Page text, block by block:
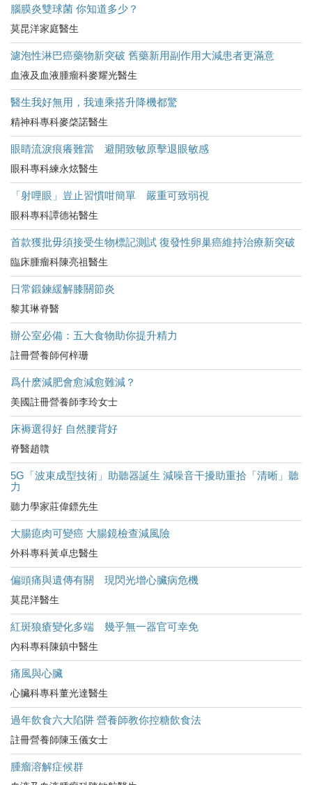
腦膜炎雙球菌 你知道多少？
莫昆洋家庭醫生
濾泡性淋巴癌藥物新突破 舊藥新用副作用大減患者更滿意
血液及血液腫瘤科麥耀光醫生
醫生我好無用，我連乘搭升降機都驚
精神科專科麥棨諾醫生
眼睛流淚痕癢難當 避開致敏原擊退眼敏感
眼科專科練永炫醫生
「射哩眼」豈止習慣咁簡單 嚴重可致弱視
眼科專科譚德祐醫生
首款獲批毋須接受生物標記測試 復發性卵巢癌維持治療新突破
臨床腫瘤科陳亮祖醫生
日常鍛鍊緩解膝關節炎
黎其琳脊醫
辦公室必備：五大食物助你提升精力
註冊營養師何梓珊
爲什麽減肥會愈減愈難減？
美國註冊營養師李玲女士
床褥選得好 自然腰背好
脊醫趙贛
5G「波束成型技術」助聽器誕生 減噪音干擾助重拾「清晰」聽
力
聽力學家莊偉鏢先生
大腸瘜肉可變癌 大腸鏡檢查減風險
外科專科黃卓忠醫生
偏頭痛與遺傳有關 現閃光增心臟病危機
莫昆洋醫生
紅斑狼瘡變化多端 幾乎無一器官可幸免
內科專科陳鎮中醫生
痛風與心臟
心臟科專科董光達醫生
過年飲食六大陷阱 營養師教你控糖飲食法
註冊營養師陳玉儀女士
腫瘤溶解症候群